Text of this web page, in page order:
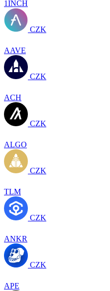
1INCH
CZK
AAVE
CZK
ACH
CZK
ALGO
CZK
TLM
CZK
ANKR
CZK
APE